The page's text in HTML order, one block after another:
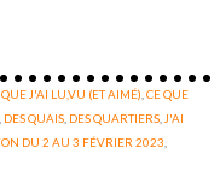
QUE J'AI LU,VU (ET AIMÉ) ,CE QUE
DES QUAIS DES QUARTIERS J'AI
DU 2 AU 3 FÉVRIER 2023